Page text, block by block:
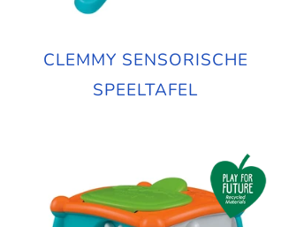
CLEMMY SENSORISCHE
SPEELTAFEL